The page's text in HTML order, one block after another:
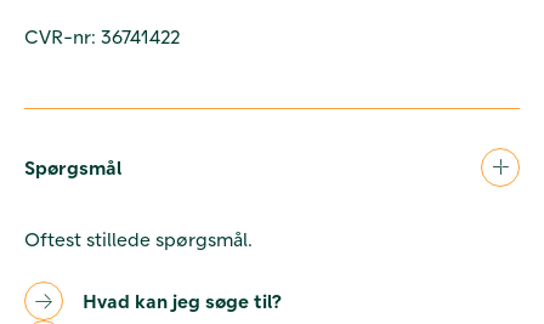
CVR-nr: 36741422
Spørgsmål
Oftest stillede spørgsmål.
Hvad kan jeg søge til?